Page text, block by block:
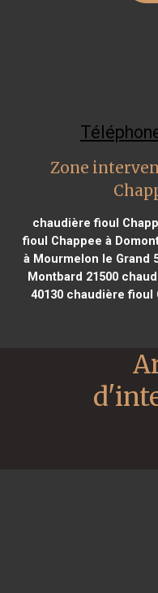
Zone
chaudière fioul
fioul Chappee à
à Mourmelon le Grand
Montbard 21500
40130 chaudière fioul